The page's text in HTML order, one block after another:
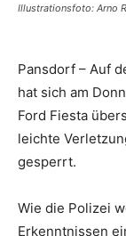
Illustrationsfoto: Arno
Pansdorf – Auf
hat sich am
Ford Fiesta
leichte
gesperrt.
Wie die Polizei
Erkenntnissen